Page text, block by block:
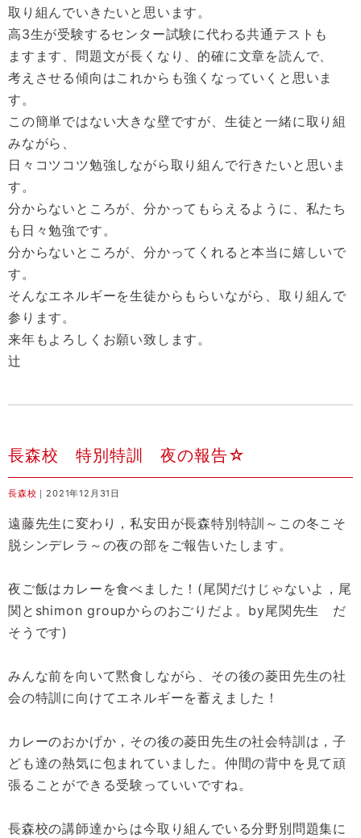
取り組んでいきたいと思います。
高3生が受験するセンター試験に代わる共通テストも
ますます、問題文が長くなり、的確に文章を読んで、
考えさせる傾向はこれからも強くなっていくと思いま
す。
この簡単ではない大きな壁ですが、生徒と一緒に取り組
みながら、
日々コツコツ勉強しながら取り組んで行きたいと思いま
す。
分からないところが、分かってもらえるように、私たち
も日々勉強です。
分からないところが、分かってくれると本当に嬉しいで
す。
そんなエネルギーを生徒からもらいながら、取り組んで
参ります。
来年もよろしくお願い致します。
辻
長森校 特別特訓 夜の報告☆
長森校 ｜2021年12月31日
遠藤先生に変わり，私安田が長森特別特訓～この冬こそ
脱シンデレラ～の夜の部をご報告いたします。
夜ご飯はカレーを食べました！(尾関だけじゃないよ，尾
関とshimon groupからのおごりだよ。by尾関先生 だ
そうです)
みんな前を向いて黙食しながら、その後の菱田先生の社
会の特訓に向けてエネルギーを蓄えました！
カレーのおかげか，その後の菱田先生の社会特訓は，子
ども達の熱気に包まれていました。仲間の背中を見て頑
張ることができる受験っていいですね。
長森校の講師達からは今取り組んでいる分野別問題集に